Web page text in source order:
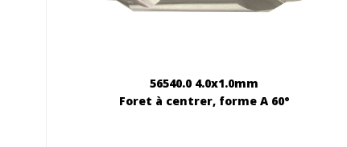
56540.0 4.0x1.0mm
Foret à centrer, forme A 60°